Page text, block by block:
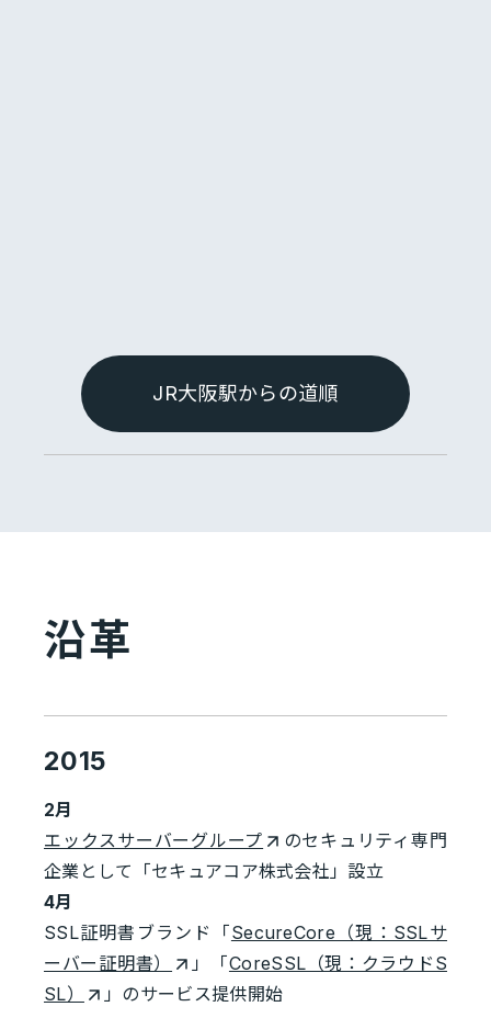
JR大阪駅からの道順
沿革
2015
2月
エックスサーバーグループ
のセキュリティ専門
企業として「セキュアコア株式会社」設立
4月
SSL証明書ブランド「SecureCore（現：SSLサ
ーバー証明書）
」「CoreSSL（現：クラウドS
SL）
」のサービス提供開始